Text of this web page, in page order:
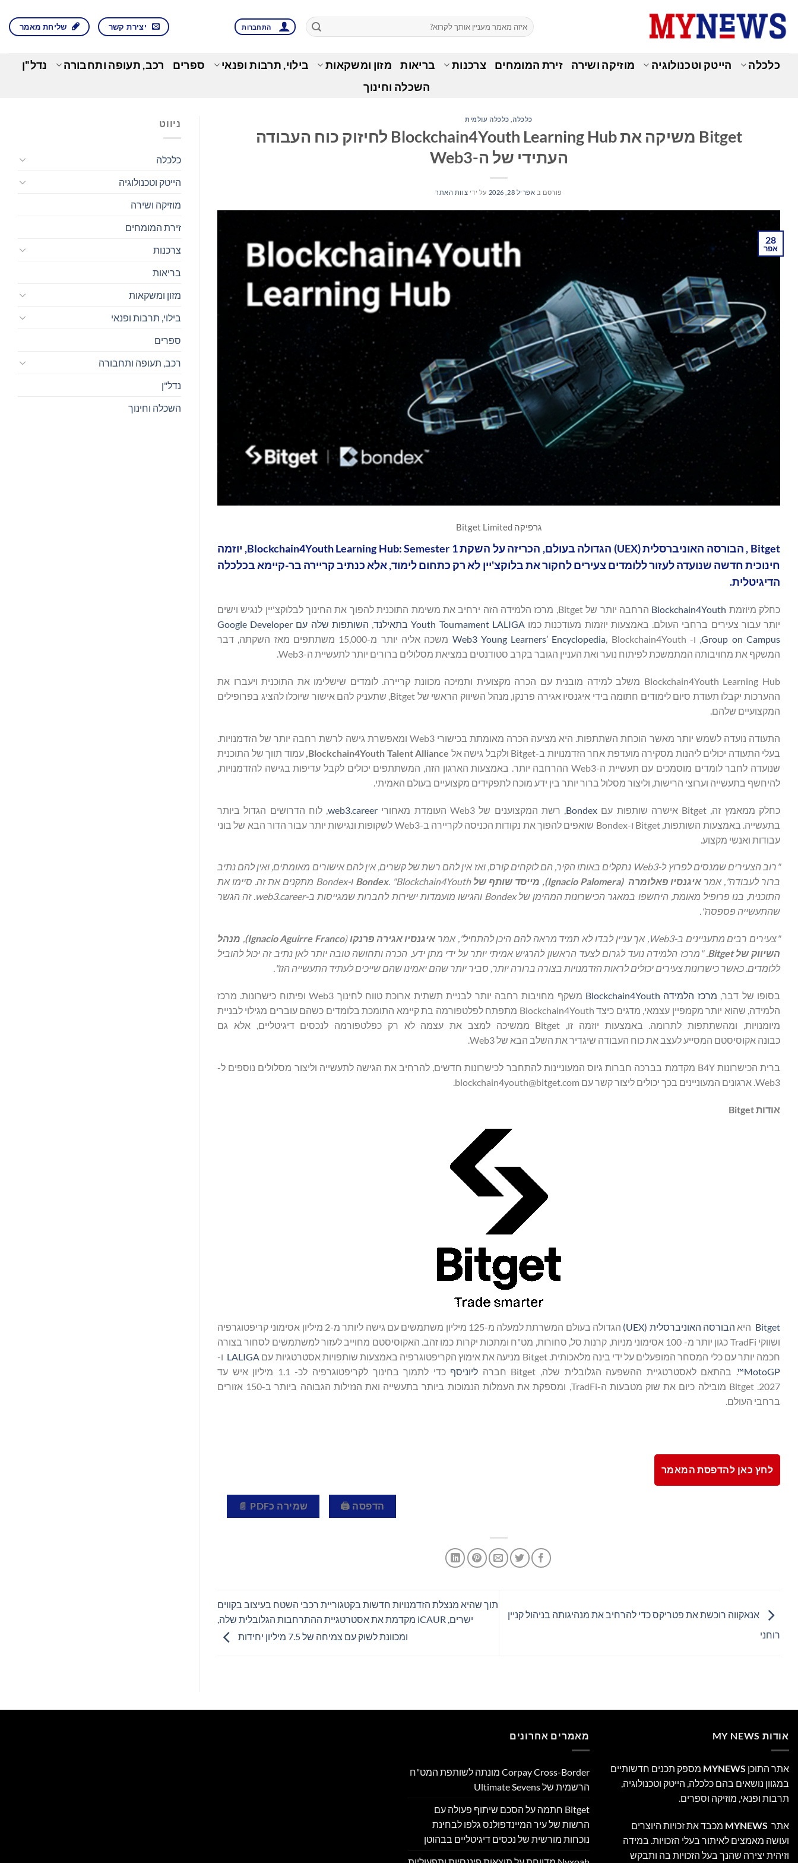
content
התחברות יצירת קשר שליחת מאמר
כלכלה הייטק וטכנולוגיה מוזיקה ושירה זירת המומחים צרכנות בריאות מזון ומשקאות בילוי, תרבות ופנאי ספרים רכב, תעופה ותחבורה
נדל"ן
השכלה וחינוך
כלכלה, כלכלה עולמית
Bitget משיקה את Blockchain4Youth Learning Hub לחיזוק כוח העבודה
העתידי של ה-Web3
פורסם ב אפריל 28, 2026 על ידי צוות האתר
28
אפר
גרפיקה Bitget Limited
Bitget , הבורסה האוניברסלית (UEX) הגדולה בעולם, הכריזה על השקת Blockchain4Youth Learning Hub: Semester 1, יוזמה
חינוכית חדשה שנועדה לעזור ללומדים צעירים לחקור את בלוקצ'יין לא רק כתחום לימוד, אלא כנתיב קריירה בר-קיימא בכלכלה
הדיגיטלית.
כחלק מיוזמת Blockchain4Youth
הרחבה יותר של Bitget, מרכז הלמידה הזה ירחיב את משימת התוכנית להפוך את החינוך לבלוקצ'יין לנגיש וישים
יותר עבור צעירים ברחבי העולם. באמצעות יוזמות מעודכנות כמו
Youth Tournament LALIGA בתאילנד, השותפות שלה עם Google Developer
Group on Campus, ו- Web3 Young Learners’ Encyclopedia
, Blockchain4Youth משכה אליה יותר מ-15,000 משתתפים מאז השקתה, דבר
המשקף את מחויבותה המתמשכת לפיתוח נוער ואת העניין הגובר בקרב סטודנטים במציאת מסלולים ברורים יותר לתעשיית ה-Web3.
Blockchain4Youth Learning Hub משלב למידה מובנית עם הכרה מקצועית ותמיכה מכוונת קריירה. לומדים שישלימו את התוכנית ויעברו את
ההערכות יקבלו תעודת סיום לימודים חתומה בידי איגנסיו אגירה פרנקו, מנהל השיווק הראשי של Bitget, שתעניק להם אישור שיוכלו להציג בפרופילים
המקצועיים שלהם.
התעודה נועדה לשמש יותר מאשר הוכחת השתתפות. היא מציעה הכרה מאומתת בכישורי Web3 ומאפשרת גישה לרשת רחבה יותר של הזדמנויות.
בעלי התעודה יכולים ליהנות מסקירה מועדפת אחר הזדמנויות ב-Bitget ולקבל גישה אל
Blockchain4Youth Talent Alliance
,עמוד תווך של התוכנית
שנועדה לחבר לומדים מוסמכים עם תעשיית ה-Web3 ההרחבה יותר. באמצעות הארגון הזה, המשתתפים יכולים לקבל עדיפות בגישה להזדמנויות,
להיחשף בתעשייה וערוצי הרישות, וליצור מסלול ברור יותר בין ידע מוכח לתפקידים מקצועיים בעולם האמיתי.
כחלק ממאמץ זה, Bitget אישרה שותפות עם Bondex , רשת המקצוענים של Web3 העומדת מאחורי web3.career, לוח הדרושים הגדול ביותר
בתעשייה. באמצעות השותפות, Bitget ו-Bondex שואפים להפוך את נקודות הכניסה לקריירה ב-Web3 לשקופות ונגישות יותר עבור הדור הבא של בוני
עבודות ואנשי מקצוע.
"רוב הצעירים שמנסים לפרוץ ל-Web3 נתקלים באותו הקיר, הם לוקחים קורס, ואז אין להם רשת של קשרים, אין להם אישורים מאומתים, ואין להם נתיב
ברור לעבודה", אמר איגנסיו פאלומרה (
Ignacio Palomera), מייסד שותף של Bondex. "Blockchain4Youth ו-Bondex מתקנים את זה. סיימו את
התוכנית, בנו פרופיל מאומת, היחשפו במאגר הכישרונות המהימן שלBondex והגישו מועמדות ישירות לחברות שמגייסות ב-web3.career. זה הגשר
שהתעשייה פספסה".
"צעירים רבים מתעניינים ב-Web3, אך עניין לבדו לא תמיד מראה להם היכן להתחיל", אמר איגנסיו אגירה פרנקו (
Ignacio Aguirre Franco
)
, מנהל
השיווק שלBitget. "מרכז הלמידה נועד לגרום לצעד הראשון להרגיש אמיתי יותר על ידי מתן ידע, הכרה ותחושה טובה יותר לאן נתיב זה יכול להוביל
ללומדים. כאשר כישרונות צעירים יכולים לראות הזדמנויות בצורה ברורה יותר, סביר יותר שהם יאמינו שהם שייכים לעתיד התעשייה הזו".
בסופו של דבר, מרכז הלמידה Blockchain4Youth
משקף מחויבות רחבה יותר לבניית תשתית ארוכת טווח לחינוך Web3 ופיתוח כישרונות. מרכז
הלמידה, שהוא יותר מקמפיין עצמאי, מדגים כיצד Blockchain4Youth מתפתח לפלטפורמה בת קיימא התומכת בלומדים כשהם עוברים מגילוי לבניית
מיומנויות, ומהשתתפות לתרומה. באמצעות יוזמה זו, Bitget ממשיכה למצב את עצמה לא רק כפלטפורמה לנכסים דיגיטליים, אלא גם
כבונה אקוסיסטם המסייע לעצב את כוח העבודה שיגדיר את השלב הבא של Web3.
ברית הכישרונות B4Y מקדמת בברכה חברות גיוס המעוניינות להתחבר לכישרונות חדשים, להרחיב את הגישה לתעשייה וליצור מסלולים נוספים ל-
Web3. ארגונים המעוניינים בכך יכולים ליצור קשר עם blockchain4youth@bitget.com.
אודותBitget
Bitget היא הבורסה האוניברסלית (UEX)
הגדולה בעולם המשרתת למעלה מ-125 מיליון משתמשים עם גישה ליותר מ-2 מיליון אסימוני קריפטוגרפיה
ושווקי TradFi כגון יותר מ- 100 אסימוני מניות, קרנות סל, סחורות, מט"ח ומתכות יקרות כמו זהב. האקוסיסטם מחוייב לעזור למשתמשים לסחור בצורה
חכמה יותר עם כלי המסחר המופעלים על ידי בינה מלאכותית. Bitget מניעה את אימוץ הקריפטוגרפיה באמצעות שותפויות אסטרטגיות עם
LALIGA ו-
MotoGP™
. בהתאם לאסטרטגיית ההשפעה הגלובלית שלה, Bitget חברה ליוניסף
כדי לתמוך בחינוך לקריפטוגרפיה לכ- 1.1 מיליון איש עד
2027. Bitget מובילה כיום את שוק מטבעות ה-TradFi, ומספקת את העמלות הנמוכות ביותר בתעשייה ואת הנזילות הגבוהה ביותר ב-150 אזורים
ברחבי העולם.
לחץ כאן להדפסת המאמר
הדפסה 🖨 שמירה כPDF 📄
אנאקווה רוכשת את פטריקס כדי להרחיב את מנהיגותה בניהול קניין
רוחני
תוך שהיא מנצלת הזדמנויות חדשות בקטגוריית רכבי השטח בעיצוב בקווים
ישרים, iCAUR מקדמת את אסטרטגיית ההתרחבות הגלובלית שלה,
ומכוונת לשוק עם צמיחה של 7.5 מיליון יחידות
ניווט
כלכלה
הייטק וטכנולוגיה
מוזיקה ושירה
זירת המומחים
צרכנות
בריאות
מזון ומשקאות
בילוי, תרבות ופנאי
ספרים
רכב, תעופה ותחבורה
נדל"ן
השכלה וחינוך
אודות MY NEWS
אתר התוכן MYNEWS מספק תכנים חדשותיים
במגוון נושאים בהם כלכלה, הייטק וטכנולוגיה,
תרבות ופנאי, מוזיקה וספרים.
אתר MYNEWS מכבד את זכויות היוצרים
ועושה מאמצים לאיתור בעלי הזכויות. במידה
וזיהית יצירה שהנך בעל הזכויות בה ותבקש
מאמרים אחרונים
Corpay Cross-Border מונתה לשותפת המט"ח
הרשמית של Ultimate Sevens
Bitget חתמה על הסכם שיתוף פעולה עם
הרשות של עיר המיינדפולנס גלפו לבחינת
נוכחות מורשית של נכסים דיגיטליים בבהוטן